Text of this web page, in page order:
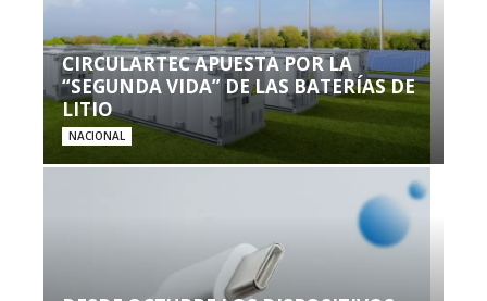
CIRCULARTEC APUESTA POR LA
“SEGUNDA VIDA” DE LAS BATERÍAS DE
LITIO
NACIONAL